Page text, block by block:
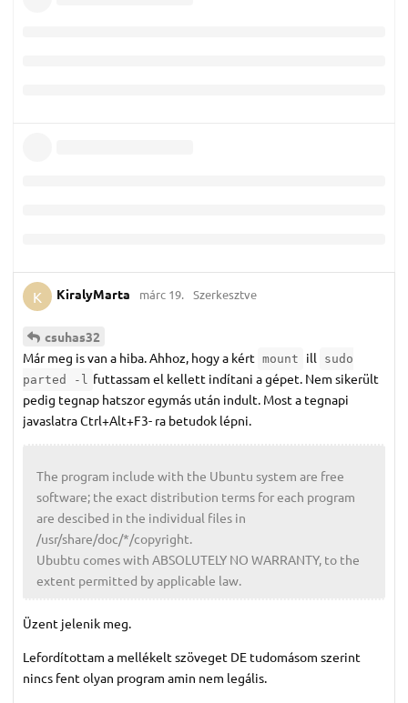
K KiralyMarta márc 19. Szerkesztve
csuhas32
Már meg is van a hiba. Ahhoz, hogy a kért mount ill
sudo
parted -l futtassam el kellett indítani a gépet. Nem sikerült
pedig tegnap hatszor egymás után indult. Most a tegnapi
javaslatra Ctrl+Alt+F3- ra betudok lépni.
The program include with the Ubuntu system are free
software; the exact distribution terms for each program
are descibed in the individual files in
/usr/share/doc/*/copyright.
Ububtu comes with ABSOLUTELY NO WARRANTY, to the
extent permitted by applicable law.
Üzent jelenik meg.
Lefordítottam a mellékelt szöveget DE tudomásom szerint
nincs fent olyan program amin nem legális.